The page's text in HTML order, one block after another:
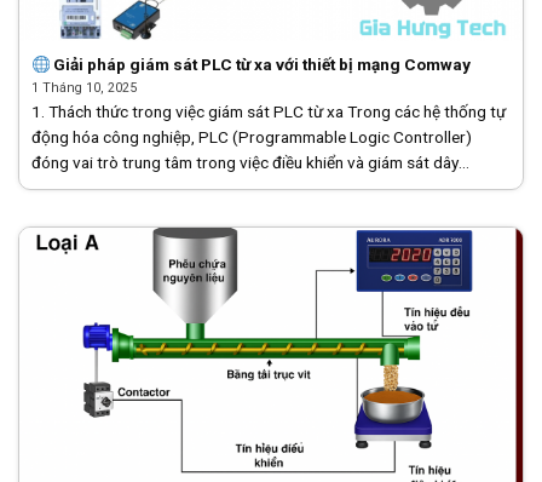
Giải pháp giám sát PLC từ xa với thiết bị mạng Comway
1 Tháng 10, 2025
1. Thách thức trong việc giám sát PLC từ xa Trong các hệ thống tự
động hóa công nghiệp, PLC (Programmable Logic Controller)
đóng vai trò trung tâm trong việc điều khiển và giám sát dây
chuyền sản xuất, trạm [...]